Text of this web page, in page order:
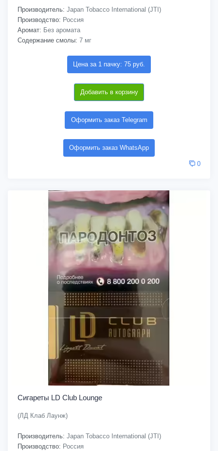
Производитель: Japan Tobacco International (JTI)
Производство: Россия
Аромат: Без аромата
Содержание смолы: 7 мг
Цена за 1 пачку: 75 руб.
Добавить в корзину
Оформить заказ Telegram
Оформить заказ WhatsApp
0
Сигареты LD Club Lounge
(ЛД Клаб Лаунж)
Производитель: Japan Tobacco International (JTI)
Производство: Россия